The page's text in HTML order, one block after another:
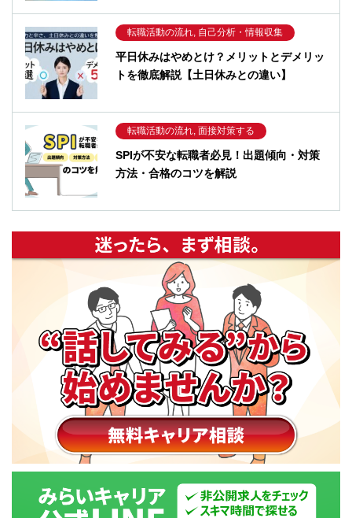
転職活動の流れ, 自己分析・情報収集
平日休みはやめとけ？メリットとデメリッ
トを徹底解説【土日休みとの違い】
転職活動の流れ, 面接対策する
SPIが不安な転職者必見！出題傾向・対策
方法・合格のコツを解説